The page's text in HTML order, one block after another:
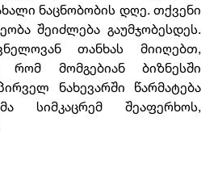
ნაცნობობის დღე. თქვენი
შეიძლება გაუმჯობესდეს.
თანხას მიიღებთ,
მომგებიან ბიზნესში
ნახევარში წარმატება
სიმკაცრემ შეაფერხოს,